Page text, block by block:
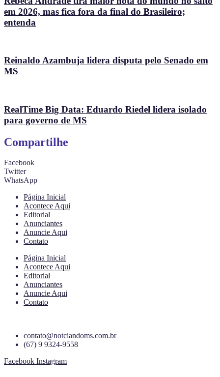
em 2026, mas fica fora da final do Brasileiro;
entenda
Reinaldo Azambuja lidera disputa pelo Senado em
MS
RealTime Big Data: Eduardo Riedel lidera isolado
para governo de MS
Compartilhe
Facebook
Twitter
WhatsApp
Página Inicial
Acontece Aqui
Editorial
Anunciantes
Anuncie Aqui
Contato
Página Inicial
Acontece Aqui
Editorial
Anunciantes
Anuncie Aqui
Contato
contato@notciandoms.com.br
(67) 9 9324-9558
Facebook Instagram